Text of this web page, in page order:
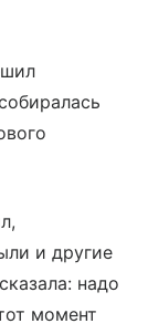
и другие
надо
момент